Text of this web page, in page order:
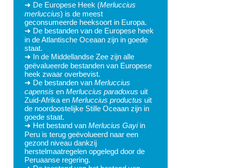
➜ De Europese Heek (Merluccius
merluccius) is de meest
geconsumeerde heeksoort in Europa.
➜ De bestanden van de Europese heek
in de Atlantische Oceaan zijn in goede
staat.
➜ In de Middellandse Zee zijn alle
geëvalueerde bestanden van Europese
heek zwaar overbevist.
➜ De bestanden van Merluccius
capensis en Merluccius paradoxus uit
Zuid-Afrika en Merluccius productus uit
de noordoostelijke Stille Oceaan zijn in
goede staat.
➜ Het bestand van Merlucius Gayi in
Peru is terug geëvolueerd naar een
gezond niveau dankzij
herstelmaatregelen opgelegd door de
Peruaanse regering.